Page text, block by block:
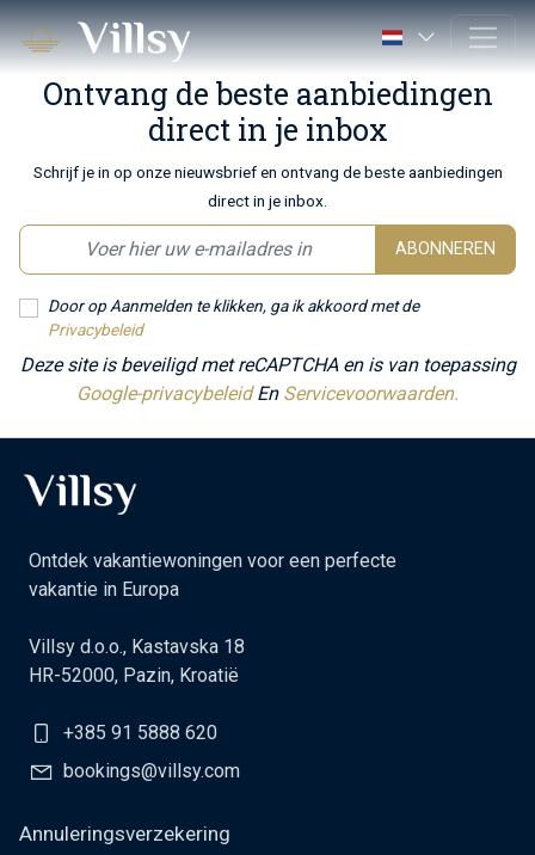
Ontvang de beste aanbiedingen
direct in je inbox
Schrijf je in op onze nieuwsbrief en ontvang de beste aanbiedingen
direct in je inbox.
ABONNEREN
Door op Aanmelden te klikken, ga ik akkoord met de
Privacybeleid
Deze site is beveiligd met reCAPTCHA en is van toepassing
Google-privacybeleidEn Servicevoorwaarden.
Ontdek vakantiewoningen voor een perfecte
vakantie in Europa
Villsy d.o.o., Kastavska 18
HR-52000, Pazin, Kroatië
+385 91 5888 620
bookings@villsy.com
Annuleringsverzekering